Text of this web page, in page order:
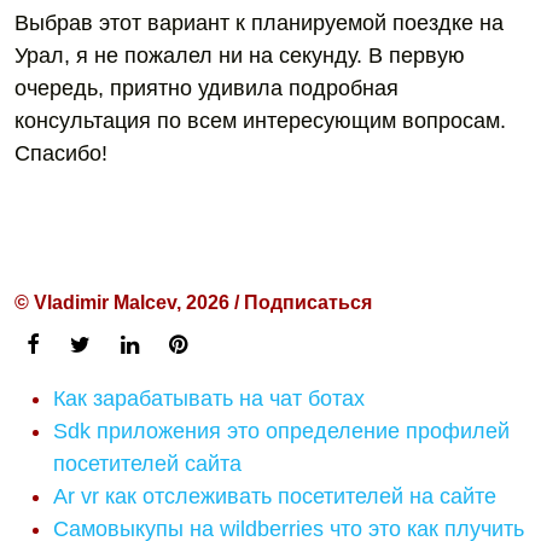
Выбрав этот вариант к планируемой поездке на
Урал, я не пожалел ни на секунду. В первую
очередь, приятно удивила подробная
консультация по всем интересующим вопросам.
Спасибо!
© Vladimir Malcev, 2026 / Подписаться
Как зарабатывать на чат ботах
Sdk приложения это определение профилей
посетителей сайта
Ar vr как отслеживать посетителей на сайте
Самовыкупы на wildberries что это как плучить